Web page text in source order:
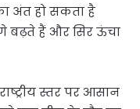
अंत हो सकता है
बढ़ते हैं और सिर ऊंचा
स्तर पर आसान